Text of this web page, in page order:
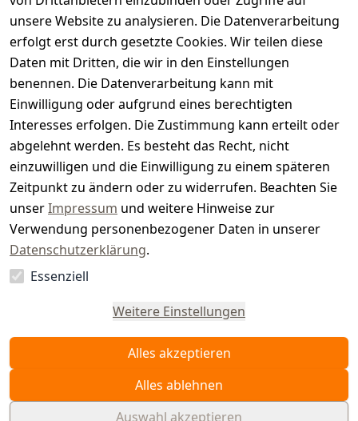
unsere Website zu analysieren. Die Datenverarbeitung
erfolgt erst durch gesetzte Cookies. Wir teilen diese
Daten mit Dritten, die wir in den Einstellungen
benennen. Die Datenverarbeitung kann mit
Einwilligung oder aufgrund eines berechtigten
Interesses erfolgen. Die Zustimmung kann erteilt oder
abgelehnt werden. Es besteht das Recht, nicht
einzuwilligen und die Einwilligung zu einem späteren
Zeitpunkt zu ändern oder zu widerrufen. Beachten Sie
unserImpressum und weitere Hinweise zur
Verwendung personenbezogener Daten in unserer
Datenschutzerklärung.
Essenziell
Weitere Einstellungen
Alles akzeptieren
Alles ablehnen
Auswahl akzeptieren
i
s
r.
e
Vertrag
widerrufen